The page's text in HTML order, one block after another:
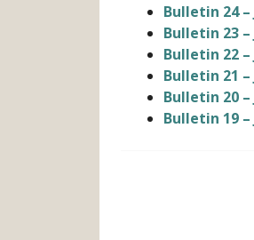
Bulletin 24 –
Bulletin 23 –
Bulletin 22 –
Bulletin 21 –
Bulletin 20 –
Bulletin 19 –